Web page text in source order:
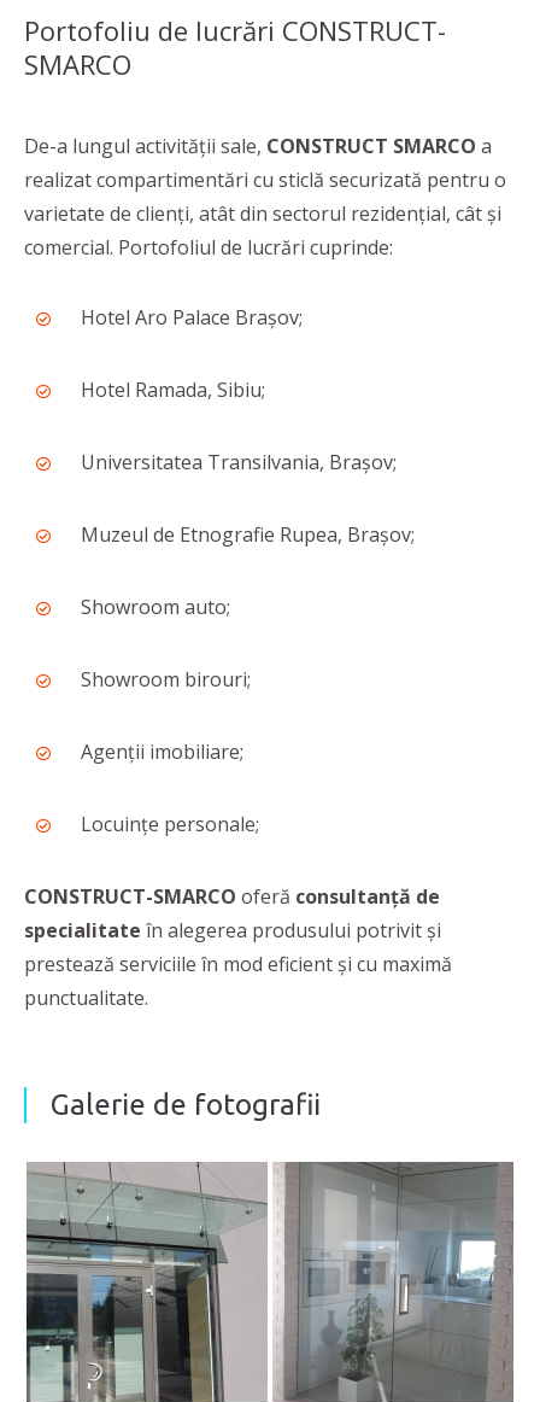
Portofoliu de lucrări CONSTRUCT-
SMARCO
De-a lungul activității sale, CONSTRUCT SMARCO a
realizat compartimentări cu sticlă securizată pentru o
varietate de clienți, atât din sectorul rezidențial, cât și
comercial. Portofoliul de lucrări cuprinde:
Hotel Aro Palace Brașov;
Hotel Ramada, Sibiu;
Universitatea Transilvania, Brașov;
Muzeul de Etnografie Rupea, Brașov;
Showroom auto;
Showroom birouri;
Agenții imobiliare;
Locuințe personale;
CONSTRUCT-SMARCO oferă consultanță de
specialitate în alegerea produsului potrivit și
prestează serviciile în mod eficient și cu maximă
punctualitate.
Galerie de fotografii